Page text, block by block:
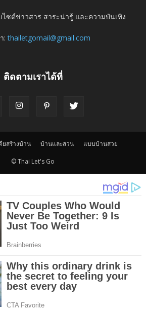
ไซต์ข่าวสาร สาระน่ารู้ และความบันเทิง
:thailetgomail@gmail.com
ติดตามเราได้ที่
ยสร้างบ้าน บ้านและสวน แบบบ้านสวย
© Thai Let's Go